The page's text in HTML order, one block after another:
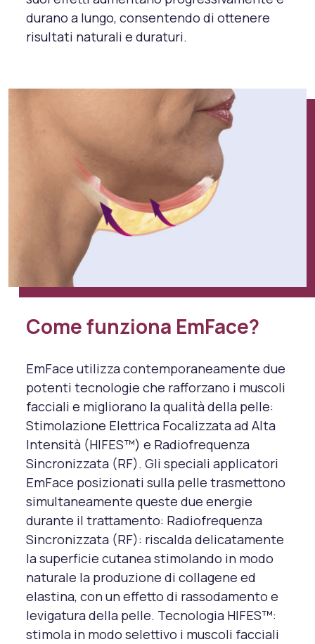
durano a lungo, consentendo di ottenere
risultati naturali e duraturi.
Come funziona EmFace?
EmFace utilizza contemporaneamente due
potenti tecnologie che rafforzano i muscoli
facciali e migliorano la qualità della pelle:
Stimolazione Elettrica Focalizzata ad Alta
Intensità (HIFES™) e Radiofrequenza
Sincronizzata (RF). Gli speciali applicatori
EmFace posizionati sulla pelle trasmettono
simultaneamente queste due energie
durante il trattamento: Radiofrequenza
Sincronizzata (RF): riscalda delicatamente
la superficie cutanea stimolando in modo
naturale la produzione di collagene ed
elastina, con un effetto di rassodamento e
levigatura della pelle. Tecnologia HIFES™:
stimola in modo selettivo i muscoli facciali